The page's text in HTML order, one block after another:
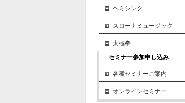
ヘミシンク
スローナミュージック
太極拳
セミナー参加申し込み
各種セミナーご案内
オンラインセミナー